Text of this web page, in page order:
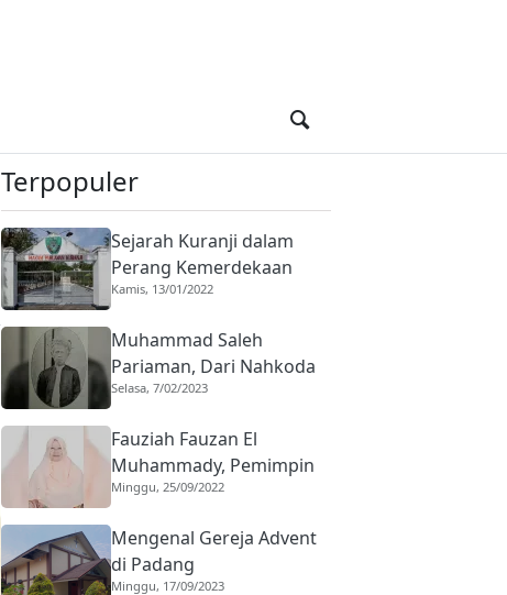
Terpopuler
Sejarah Kuranji dalam
Perang Kemerdekaan
Indonesia, Basis Harimau
Kamis, 13/01/2022
Muhammad Saleh
Pariaman, Dari Nahkoda
ke Saudagar
Selasa, 7/02/2023
Fauziah Fauzan El
Muhammady, Pemimpin
Diniyyah Puteri
Minggu, 25/09/2022
Mengenal Gereja Advent
di Padang
Minggu, 17/09/2023